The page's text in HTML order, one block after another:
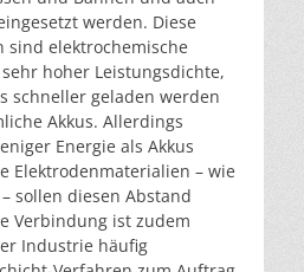
werden. Diese
sind elektrochemische
hoher Leistungsdichte,
schneller geladen werden
Akkus. Allerdings
Energie als Akkus
Elektrodenmaterialien – wie
sollen diesen Abstand
Verbindung ist zudem
Industrie häufig